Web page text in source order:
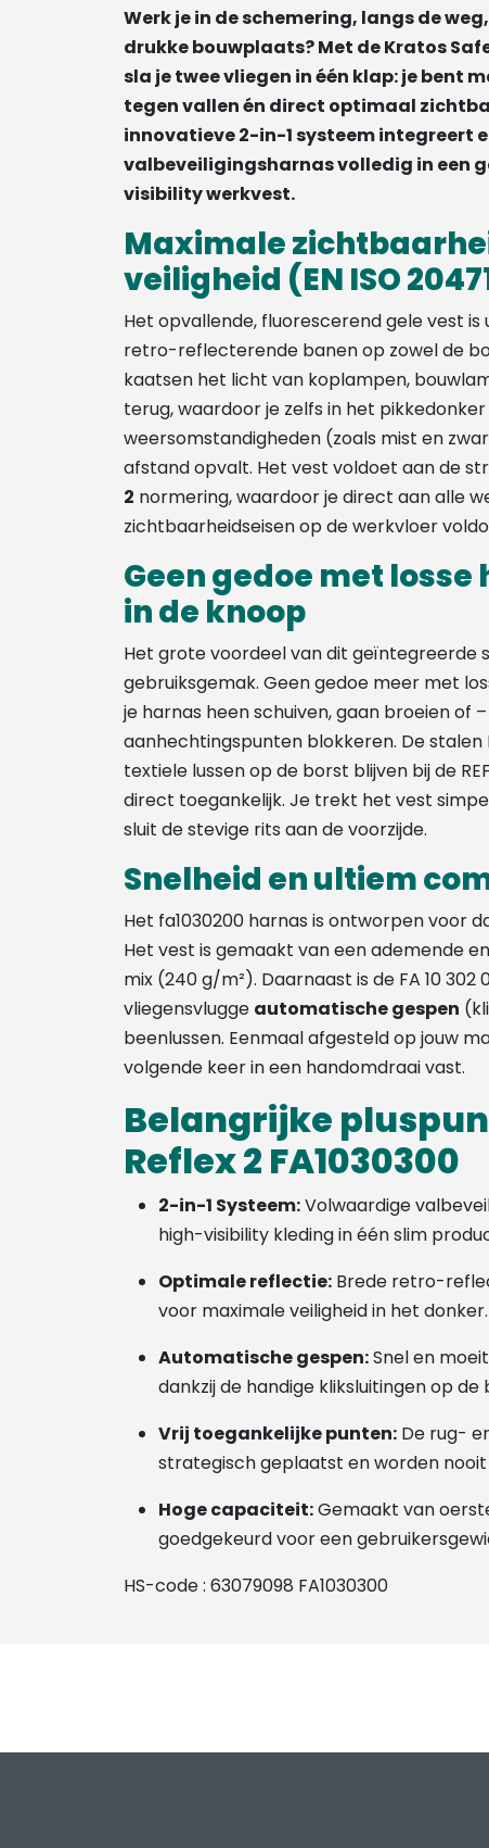
Werk je in de schemering, langs de
drukke bouwplaats? Met de Kratos
sla je twee vliegen in één klap: je bent
tegen vallen én direct optimaal
innovatieve 2-in-1 systeem integreert
valbeveiligingsharnas volledig in een
visibility werkvest.
Maximale
veiligheid (EN ISO
Het opvallende, fluorescerend gele vest
retro-reflecterende banen op zowel de
kaatsen het licht van koplampen,
terug, waardoor je zelfs in het
weersomstandigheden (zoals mist en
afstand opvalt. Het vest voldoet aan de
2 normering, waardoor je direct aan alle
zichtbaarheidseisen op de werkvloer
Geen gedoe met losse
in de knoop
Het grote voordeel van dit geïntegreerde
gebruiksgemak. Geen gedoe meer met
je harnas heen schuiven, gaan broeien of
aanhechtingspunten blokkeren. De
textiele lussen op de borst blijven bij de
direct toegankelijk. Je trekt het vest
sluit de stevige rits aan de voorzijde.
Snelheid en ultiem
Het fa1030200 harnas is ontworpen voor
Het vest is gemaakt van een ademende
mix (240 g/m²). Daarnaast is de FA 10
vliegensvlugge automatische gespen
beenlussen. Eenmaal afgesteld op jouw
volgende keer in een handomdraai vast.
Belangrijke
Reflex 2 FA1030300
2-in-1 Systeem:Volwaardige
high-visibility kleding in één slim
Optimale reflectie: Brede retro-
voor maximale veiligheid in het donker.
Automatische gespen:Snel en
dankzij de handige kliksluitingen op de
Vrij toegankelijke punten: De rug-
strategisch geplaatst en worden
Hoge capaciteit:Gemaakt van
goedgekeurd voor een
HS-code : 63079098 FA1030300